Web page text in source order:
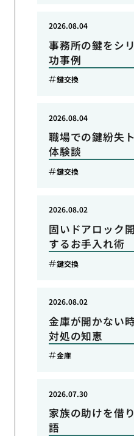
事務所の鍵をシ
功事例
2026.08.04
鍵交換
職場での鍵紛失
体験談
2026.08.04
鍵交換
固いドアロック
するお手入れ術
2026.08.02
鍵交換
金庫が開かない
対処の知恵
2026.08.02
金庫
家族の助けを借
語
2026.07.30